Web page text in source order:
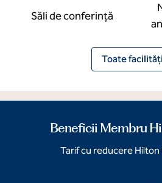
Săli de conferință
Toate
Beneficii Membru
Tarif cu reducere